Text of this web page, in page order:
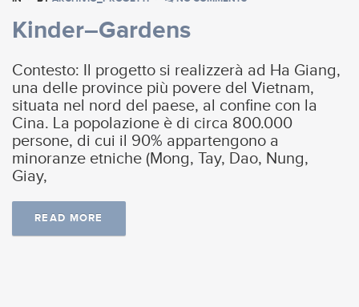
Kinder–Gardens
Contesto: Il progetto si realizzerà ad Ha Giang,
una delle province più povere del Vietnam,
situata nel nord del paese, al confine con la
Cina. La popolazione è di circa 800.000
persone, di cui il 90% appartengono a
minoranze etniche (Mong, Tay, Dao, Nung,
Giay,
READ MORE